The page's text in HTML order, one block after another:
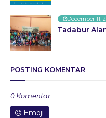
December 11,
Tadabur
POSTING KOMENTAR
0 Komentar
Emoji